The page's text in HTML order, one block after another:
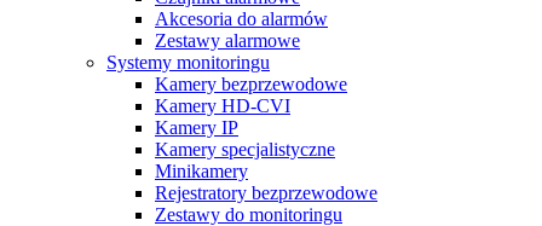
Akcesoria do alarmów
Zestawy alarmowe
Systemy monitoringu
Kamery bezprzewodowe
Kamery HD-CVI
Kamery IP
Kamery specjalistyczne
Minikamery
Rejestratory bezprzewodowe
Zestawy do monitoringu